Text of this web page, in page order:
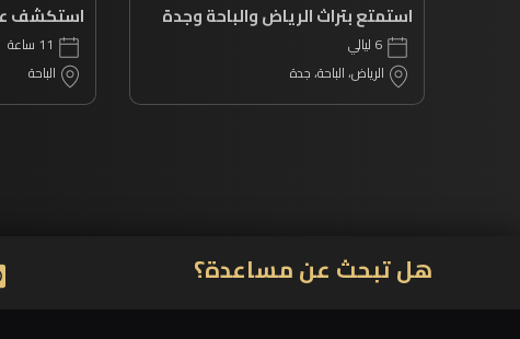
استمتع بتراث الرياض والباحة وجدة
6 ليالي
الرياض، الباحة، جدة
11 ساعة
الباحة
هل تبحث عن مساعدة؟